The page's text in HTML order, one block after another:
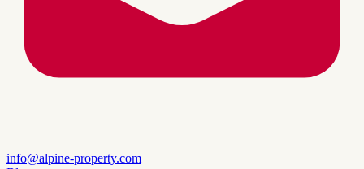
info@alpine-property.com